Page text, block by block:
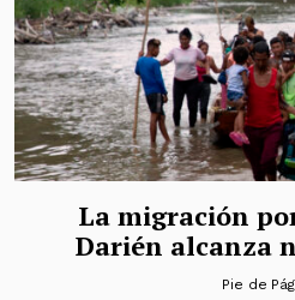
La migración
Darién alcanza
Pie de